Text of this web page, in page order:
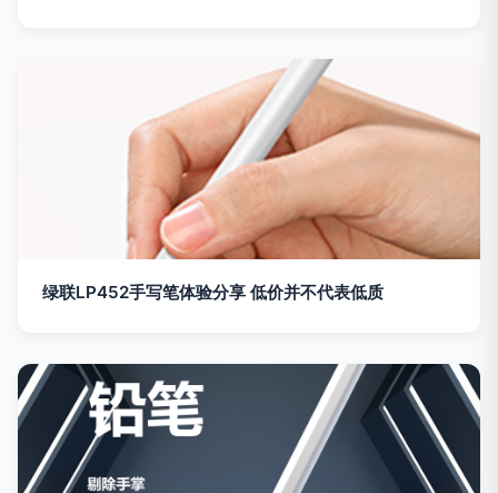
绿联LP452手写笔体验分享 低价并不代表低质